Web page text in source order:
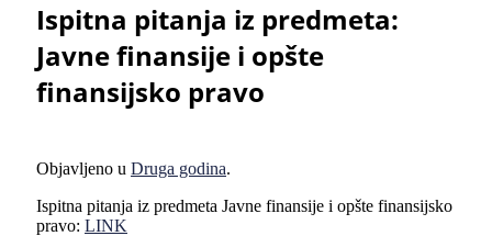
Ispitna pitanja iz predmeta:
Javne finansije i opšte
finansijsko pravo
Objavljeno u Druga godina.
Ispitna pitanja iz predmeta Javne finansije i opšte finansijsko
pravo: LINK